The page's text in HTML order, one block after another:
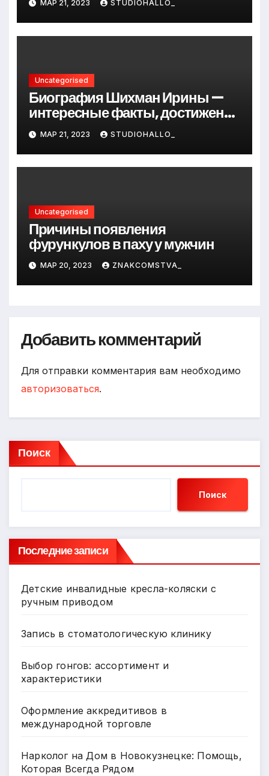
до руководителя
МАР 21, 2023 STUDIOHALLO_
Uncategorised
Биография Шихман Ирины —
интересные факты, достижения
и путь к успеху
МАР 21, 2023 STUDIOHALLO_
Uncategorised
Причины появления
фурункулов в паху у мужчин
МАР 20, 2023 ZNAKCOMSTVA_
Добавить комментарий
Для отправки комментария вам необходимо
авторизоваться.
Поиск
Поиск
Последние записи
Детские инвалидные кресла-коляски с
ручным приводом
Запись в стоматологическую клинику
Выбор гонгов: ассортимент и
характеристики
Оформление аккредитивов в
международной торговле
Нарколог на Дом в Новокузнецке: Помощь,
Которая Всегда Рядом